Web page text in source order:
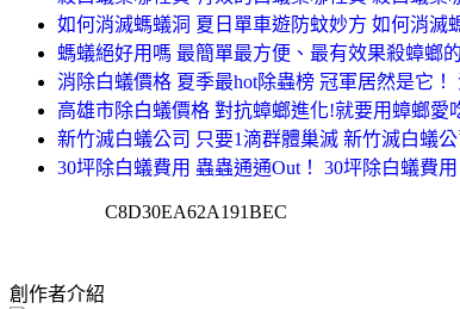
如何消滅螞蟻洞 夏日單車遊防蚊妙方 如何消滅
螞蟻絕好用嗎 最簡單最方便、最有效果殺蟑螂
消除白蟻價格 夏季最hot除蟲榜 冠軍居然是它！
高雄市除白蟻價格 對抗蟑螂進化!就要用蟑螂愛
新竹滅白蟻公司 只要1滴群體巢滅 新竹滅白蟻公
30坪除白蟻費用 蟲蟲通通Out！ 30坪除白蟻費用
C8D30EA62A191BEC
創作者介紹